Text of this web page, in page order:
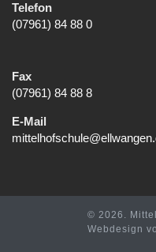
Telefon
(07961) 84 88 0
Fax
(07961) 84 88 8
E-Mail
© 2026.
Webdesign